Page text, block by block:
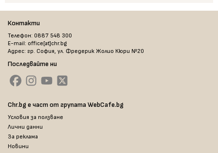
Контакти
Телефон: 0887 548 300
E-mail: office[at]chr.bg
Адрес: гр. София, ул. Фредерик Жолио Кюри №20
Последвайте ни
Chr.bg е част от групата WebCafe.bg
Условия за ползване
Лични данни
За реклама
Новини